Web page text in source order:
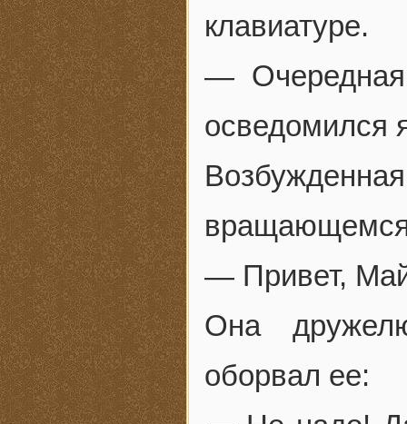
клавиатуре.
—
осведомился
— Привет,
Она
оборвал ее: